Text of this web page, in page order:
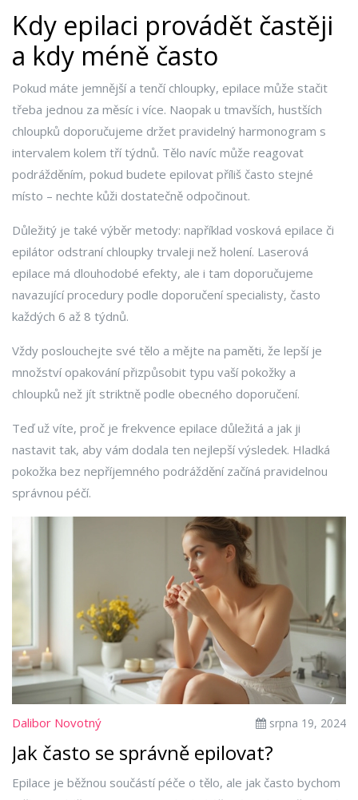
Kdy epilaci provádět častěji
a kdy méně často
Pokud máte jemnější a tenčí chloupky, epilace může stačit
třeba jednou za měsíc i více. Naopak u tmavších, hustších
chloupků doporučujeme držet pravidelný harmonogram s
intervalem kolem tří týdnů. Tělo navíc může reagovat
podrážděním, pokud budete epilovat příliš často stejné
místo – nechte kůži dostatečně odpočinout.
Důležitý je také výběr metody: například vosková epilace či
epilátor odstraní chloupky trvaleji než holení. Laserová
epilace má dlouhodobé efekty, ale i tam doporučujeme
navazující procedury podle doporučení specialisty, často
každých 6 až 8 týdnů.
Vždy poslouchejte své tělo a mějte na paměti, že lepší je
množství opakování přizpůsobit typu vaší pokožky a
chloupků než jít striktně podle obecného doporučení.
Teď už víte, proč je frekvence epilace důležitá a jak ji
nastavit tak, aby vám dodala ten nejlepší výsledek. Hladká
pokožka bez nepříjemného podráždění začíná pravidelnou
správnou péčí.
Dalibor Novotný srpna 19, 2024
Jak často se správně epilovat?
Epilace je běžnou součástí péče o tělo, ale jak často bychom